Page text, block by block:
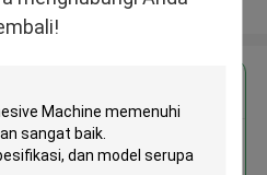
Melt Adhesive Machine